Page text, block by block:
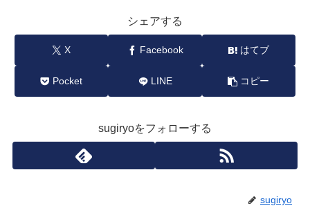
シェアする
X Facebook はてブ
Pocket LINE コピー
sugiryoをフォローする
sugiryo